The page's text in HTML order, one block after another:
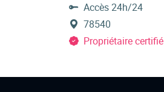
Accès 24h/24
78540
Propriétaire certifié